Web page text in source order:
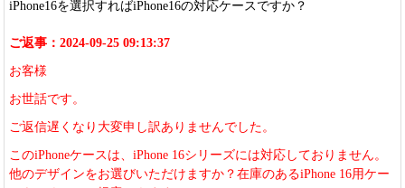
iPhone16を選択すればiPhone16の対応ケースですか？
ご返事：2024-09-25 09:13:37
お客様
お世話です。
ご返信遅くなり大変申し訳ありませんでした。
このiPhoneケースは、iPhone 16シリーズには対応しておりません。
他のデザインをお選びいただけますか？在庫のあるiPhone 16用ケー